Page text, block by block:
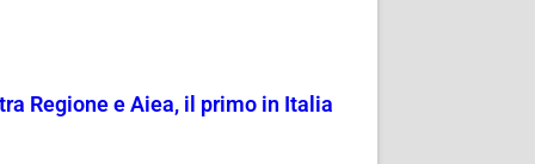
Regione e Aiea, il primo in Italia